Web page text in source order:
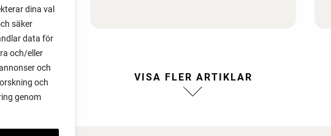
dina val
säker
data för
och/eller
och
och
genom